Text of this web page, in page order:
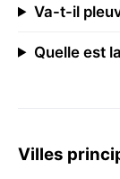
Va-t-il
Quelle est
Villes